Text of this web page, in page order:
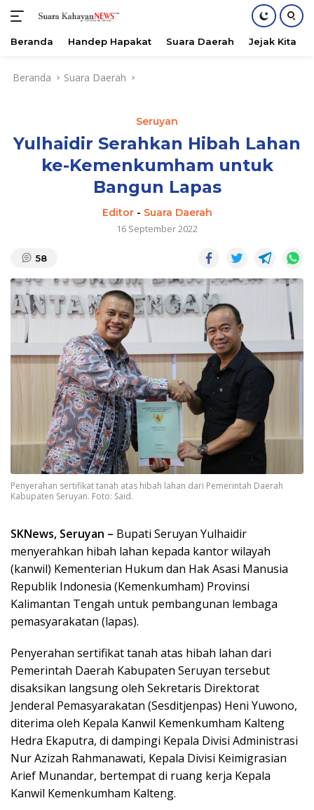
Beranda Handep Hapakat Suara Daerah Jejak Kita
Beranda Suara Daerah
Seruyan
Yulhaidir Serahkan Hibah Lahan
ke-Kemenkumham untuk
Bangun Lapas
Editor- Suara Daerah
16 September 2022
58
Penyerahan sertifikat tanah atas hibah lahan dari Pemerintah Daerah
Kabupaten Seruyan. Foto: Said.
SKNews, Seruyan – Bupati Seruyan Yulhaidir
menyerahkan hibah lahan kepada kantor wilayah
(kanwil) Kementerian Hukum dan Hak Asasi Manusia
Republik Indonesia (Kemenkumham) Provinsi
Kalimantan Tengah untuk pembangunan lembaga
pemasyarakatan (lapas).
Penyerahan sertifikat tanah atas hibah lahan dari
Pemerintah Daerah Kabupaten Seruyan tersebut
disaksikan langsung oleh Sekretaris Direktorat
Jenderal Pemasyarakatan (Sesditjenpas) Heni Yuwono,
diterima oleh Kepala Kanwil Kemenkumham Kalteng
Hedra Ekaputra, di dampingi Kepala Divisi Administrasi
Nur Azizah Rahmanawati, Kepala Divisi Keimigrasian
Arief Munandar, bertempat di ruang kerja Kepala
Kanwil Kemenkumham Kalteng.